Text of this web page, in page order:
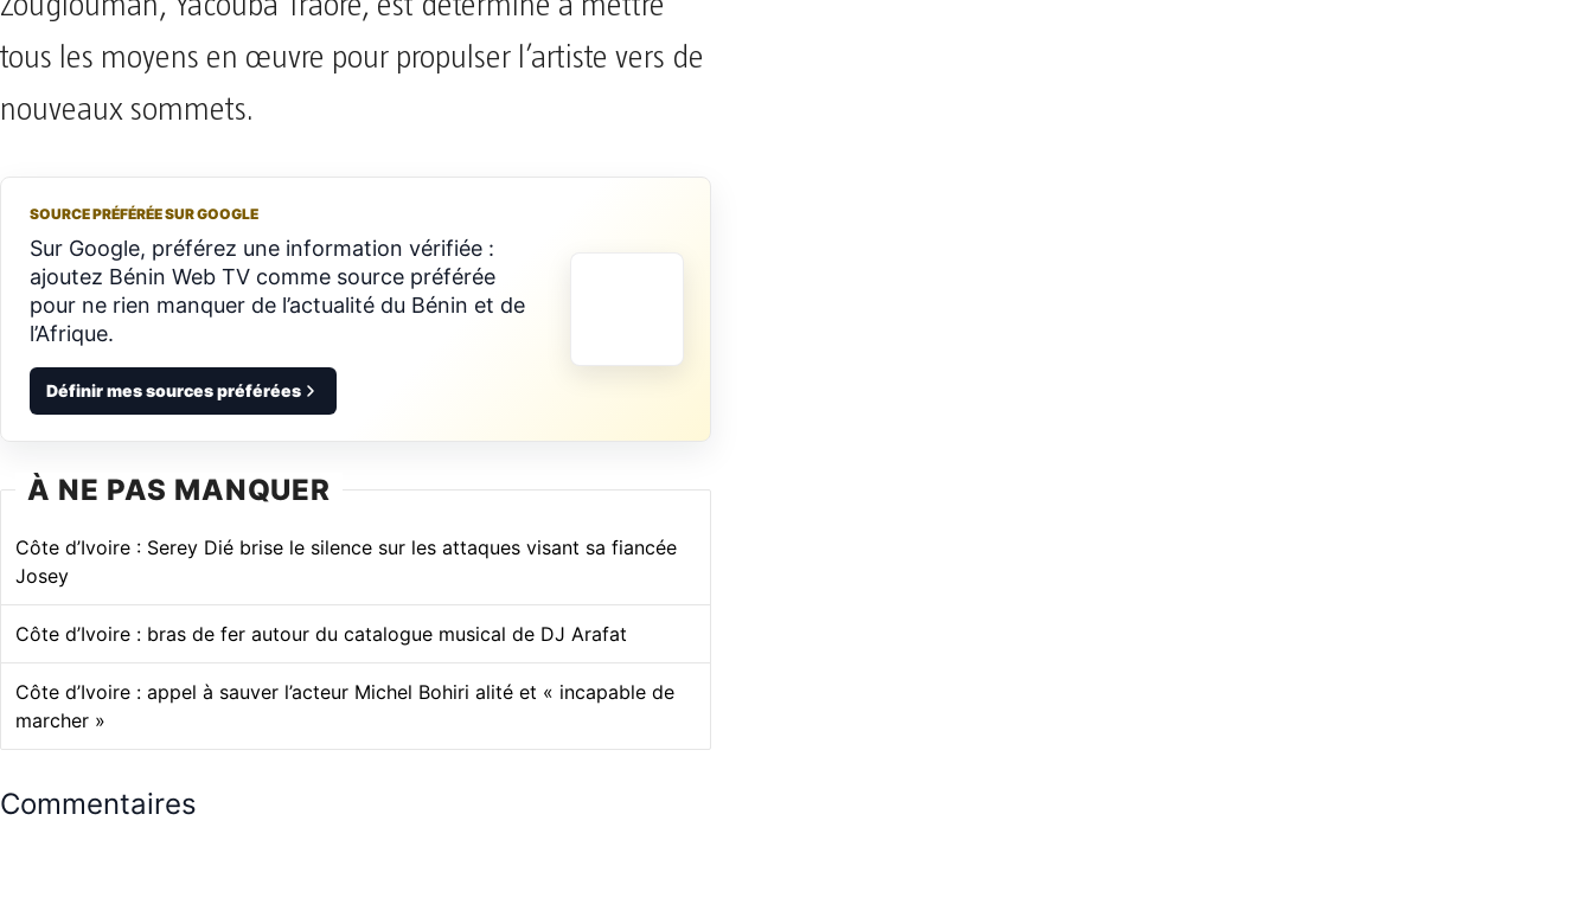
tous les moyens en œuvre pour propulser l’artiste vers de
nouveaux sommets.
SOURCE PRÉFÉRÉE SUR GOOGLE
Sur Google, préférez une information vérifiée :
ajoutez Bénin Web TV comme source préférée
pour ne rien manquer de l’actualité du Bénin et de
l’Afrique.
Définir mes sources préférées
À NE PAS MANQUER
Côte d’Ivoire : Serey Dié brise le silence sur les attaques visant sa fiancée
Josey
Côte d’Ivoire : bras de fer autour du catalogue musical de DJ Arafat
Côte d’Ivoire : appel à sauver l’acteur Michel Bohiri alité et « incapable de
marcher »
Commentaires